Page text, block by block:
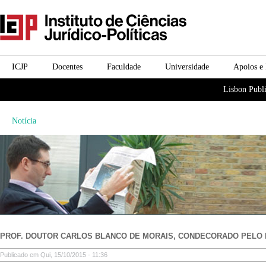
principal
icjp
menu-institucional Apoios e
Universidade
Faculdade
Docentes
ICJP
Lisbon
Notícia
PROF. DOUTOR CARLOS BLANCO DE MORAIS, CONDECORADO
Publicado em Qui, 15/10/2015 - 11:36